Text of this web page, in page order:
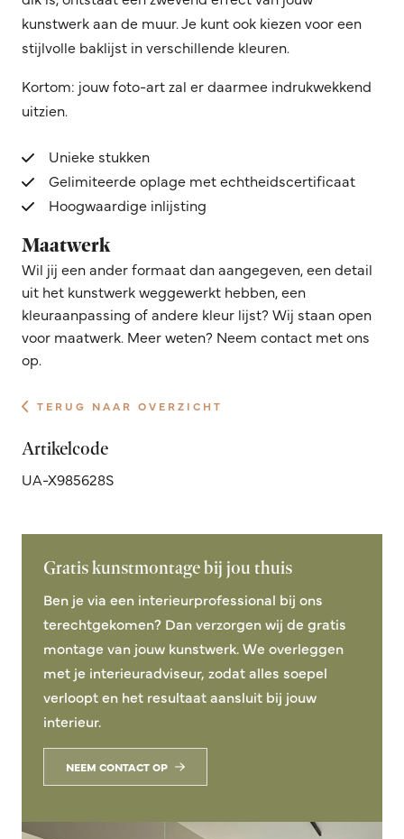
kunstwerk aan de muur. Je kunt ook kiezen voor een
stijlvolle baklijst in verschillende kleuren.
Kortom: jouw foto-art zal er daarmee indrukwekkend
uitzien.
Unieke stukken
Gelimiteerde oplage met echtheidscertificaat
Hoogwaardige inlijsting
Maatwerk
Wil jij een ander formaat dan aangegeven, een detail
uit het kunstwerk weggewerkt hebben, een
kleuraanpassing of andere kleur lijst? Wij staan open
voor maatwerk. Meer weten? Neem contact met ons
op.
TERUG NAAR OVERZICHT
Artikelcode
UA-X985628S
Gratis kunstmontage bij jou thuis
Ben je via een interieurprofessional bij ons
terechtgekomen? Dan verzorgen wij de gratis
montage van jouw kunstwerk. We overleggen
met je interieuradviseur, zodat alles soepel
verloopt en het resultaat aansluit bij jouw
interieur.
NEEM CONTACT OP